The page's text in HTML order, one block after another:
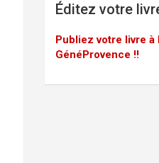
Éditez votre
Publiez votre livre
GénéProvence !!